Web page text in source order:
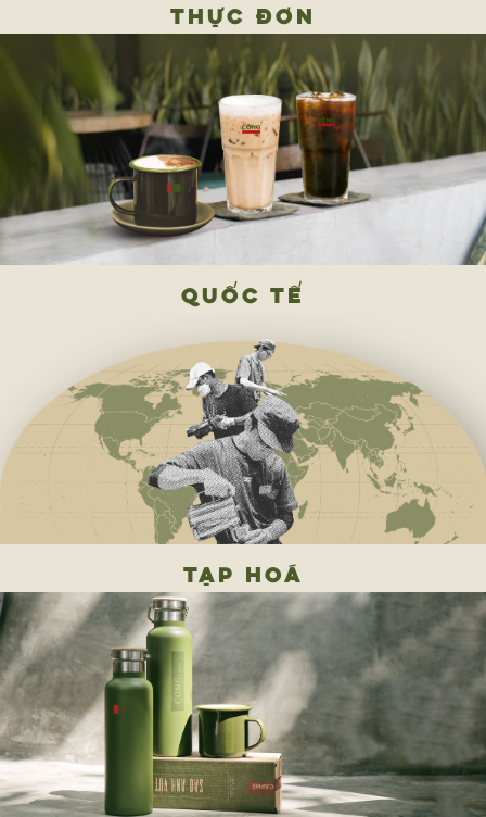
THỰC ĐƠN
QUỐC TẾ
TẠP HOÁ